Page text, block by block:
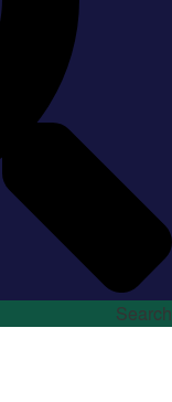
Search